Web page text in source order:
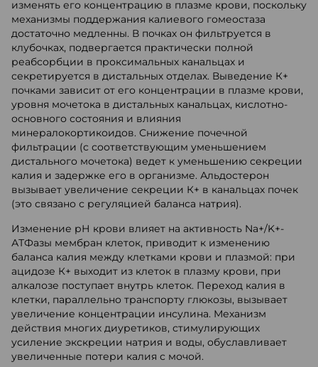
изменять его концентрацию в плазме крови, поскольку
механизмы поддержания калиевого гомеостаза
достаточно медленны. В почках он фильтруется в
клубочках, подвергается практически полной
реабсорбции в проксимальных канальцах и
секретируется в дистальных отделах. Выведение К+
почками зависит от его концентрации в плазме крови,
уровня мочетока в дистальных канальцах, кислотно-
основного состояния и влияния
минералокортикоидов. Снижение почечной
фильтрации (с соответствующим уменьшением
дистального мочетока) ведет к уменьшению секреции
калия и задержке его в организме. Альдостерон
вызывает увеличение секреции К+ в канальцах почек
(это связано с регуляцией баланса натрия).
Изменение рН крови влияет на активность Na+/K+-
АТФазы мембран клеток, приводит к изменению
баланса калия между клетками крови и плазмой: при
ацидозе К+ выходит из клеток в плазму крови, при
алкалозе поступает внутрь клеток. Переход калия в
клетки, параллельно транспорту глюкозы, вызывает
увеличение концентрации инсулина. Механизм
действия многих диуретиков, стимулирующих
усиление экскреции натрия и воды, обуславливает
увеличенные потери калия с мочой.